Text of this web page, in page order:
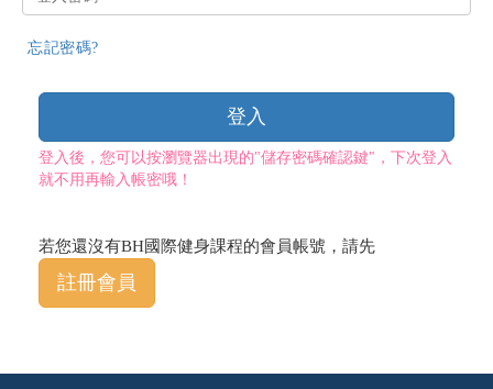
入
碼
忘記密碼?
登入
登入後，您可以按瀏覽器出現的"儲存密碼確認鍵"，下次登入
就不用再輸入帳密哦！
若您還沒有BH國際健身課程的會員帳號，請先
註冊會員